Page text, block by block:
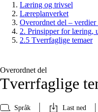
Læring og trivsel
Læreplanverket
Overordnet del –
2. Prinsipper for læring,
2.5 Tverrfaglige temaer
Overordnet del
Tverrfaglige
Språk Last ned